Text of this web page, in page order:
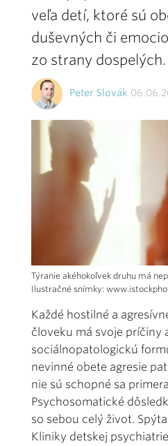
veľa detí, ktoré sú
duševných či
zo strany dospelých.
Peter Slovák
Týranie akéhokoľvek druhu má
Ilustračné snímky:
Každé hostilné a
človeku má svoje príčiny
sociálnopatologickú
nevinné obete agresie
nie sú schopné sa
Psychosomatické
so sebou celý život.
Kliniky detskej